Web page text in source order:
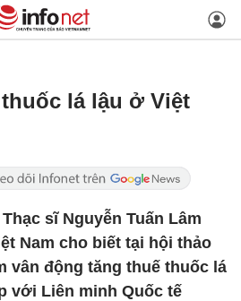
lá lậu ở Việt
sĩ Nguyễn Tuấn Lâm
Nam cho biết tại hội thảo
vân động tăng thuế thuốc lá
với Liên minh Quốc tế